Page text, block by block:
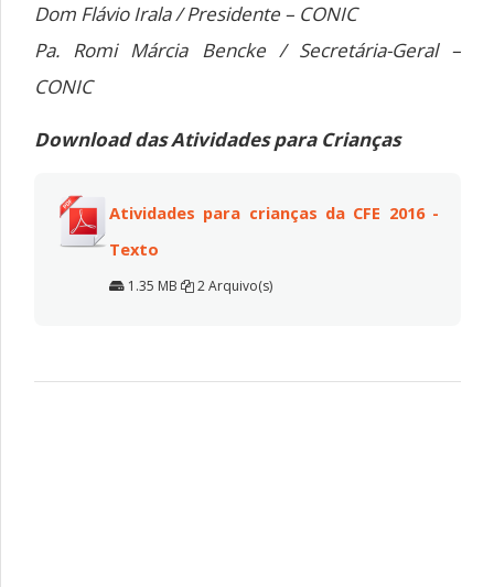
Dom Flávio Irala / Presidente – CONIC
Pa. Romi Márcia Bencke / Secretária-Geral –
CONIC
Download das Atividades para Crianças
Atividades para crianças da CFE 2016 -
Texto
1.35 MB 2 Arquivo(s)